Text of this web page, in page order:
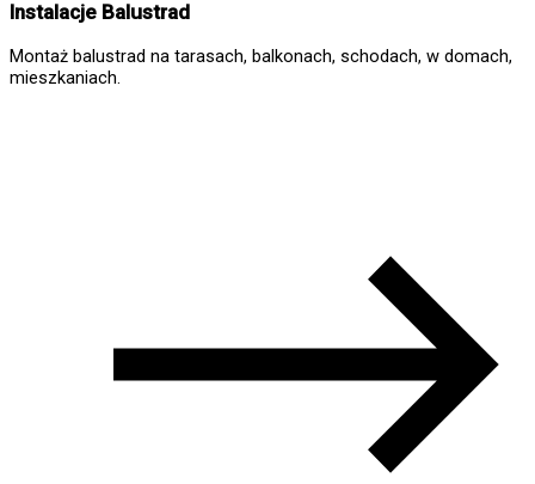
Instalacje Balustrad
Montaż balustrad na tarasach, balkonach, schodach, w domach,
mieszkaniach.